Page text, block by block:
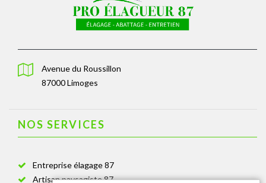
Avenue du Roussillon
87000 Limoges
NOS SERVICES
Entreprise élagage 87
Artisan paysagiste 87